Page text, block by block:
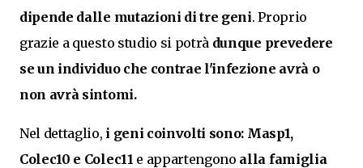
dipende dalle mutazioni di tre geni. Proprio
grazie a questo studio si potrà dunque prevedere
se un individuo che contrae l'infezione avrà o
non avrà sintomi.
Nel dettaglio, i geni coinvolti sono: Masp1,
Colec10 e Colec11 e appartengono alla famiglia